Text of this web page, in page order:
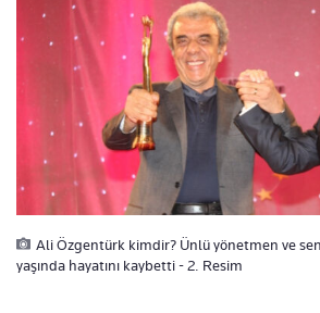
Ali Özgentürk kimdir? Ünlü yönetmen ve
yaşında hayatını kaybetti - 2. Resim